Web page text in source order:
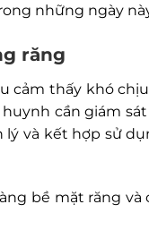
những ngày
răng
thấy khó
cần giám
và kết hợp sử
bề mặt răng